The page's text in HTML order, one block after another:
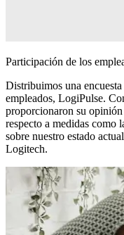
Participación de los
Distribuimos una
empleados, LogiPulse.
proporcionaron su
respecto a medidas como
sobre nuestro estado
Logitech.